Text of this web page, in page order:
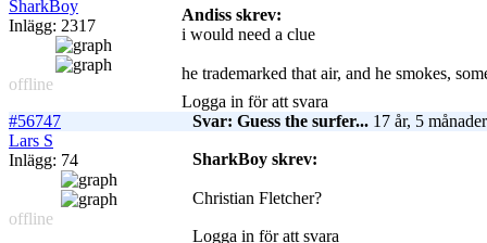
SharkBoy
Inlägg: 2317
offline
Andiss skrev:
i would need a clue
he trademarked that air, and he smokes,
Logga in för att svara
#56747
Svar: Guess the surfer... 17 år, 5
Lars S
Inlägg: 74
offline
SharkBoy skrev:
Christian Fletcher?
Logga in för att svara